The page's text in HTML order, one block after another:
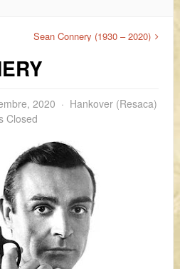
Sean Connery (1930 – 2020)
2020
Hankover (Resaca)
Closed